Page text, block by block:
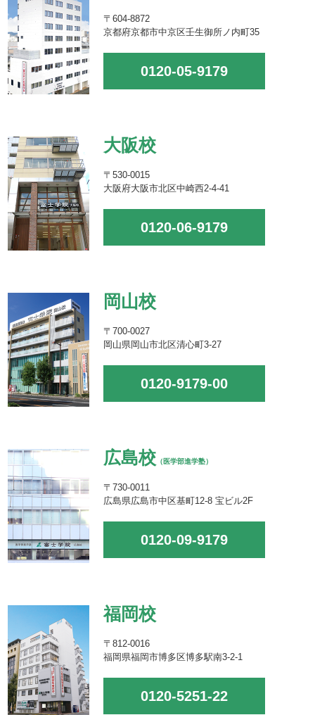
〒604-8872
京都府京都市中京区壬生御所ノ内町35
0120-05-9179
大阪校
〒530-0015
大阪府大阪市北区中崎西2-4-41
0120-06-9179
岡山校
〒700-0027
岡山県岡山市北区清心町3-27
0120-9179-00
広島校 （医学部進学塾）
〒730-0011
広島県広島市中区基町12-8 宝ビル2F
0120-09-9179
福岡校
〒812-0016
福岡県福岡市博多区博多駅南3-2-1
0120-5251-22